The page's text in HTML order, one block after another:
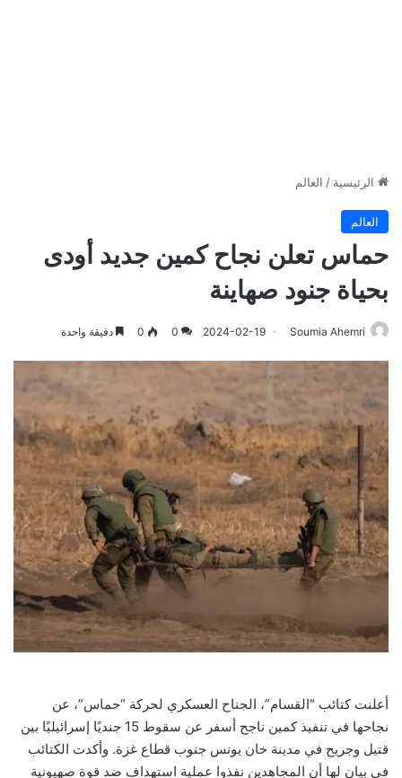
الرئيسية / العالم
العالم
حماس تعلن نجاح كمين جديد أودى
بحياة جنود صهاينة
Soumia Ahemri
2024-02-19
0
0 دقيقة واحدة
أعلنت كتائب “القسام”، الجناح العسكري لحركة “حماس”، عن
نجاحها في تنفيذ كمين ناجح أسفر عن سقوط 15 جنديًا إسرائيليًا بين
قتيل وجريح في مدينة خان يونس جنوب قطاع غزة. وأكدت الكتائب
في بيان لها أن المجاهدين نفذوا عملية استهداف ضد قوة صهيونية